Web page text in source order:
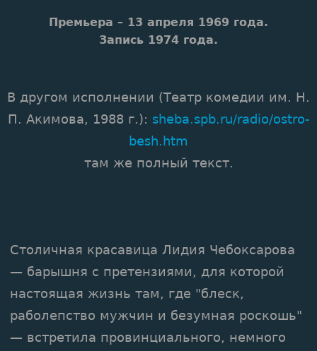
Премьера – 13 апреля 1969 года.
Запись 1974 года.
В другом исполнении (Театр комедии им. Н.
П. Акимова, 1988 г.): sheba.spb.ru/radio/ostro-
besh.htm
там же полный текст.
Столичная красавица Лидия Чебоксарова
— барышня с претензиями, для которой
настоящая жизнь там, где "блеск,
раболепство мужчин и безумная роскошь"
— встретила провинциального, немного